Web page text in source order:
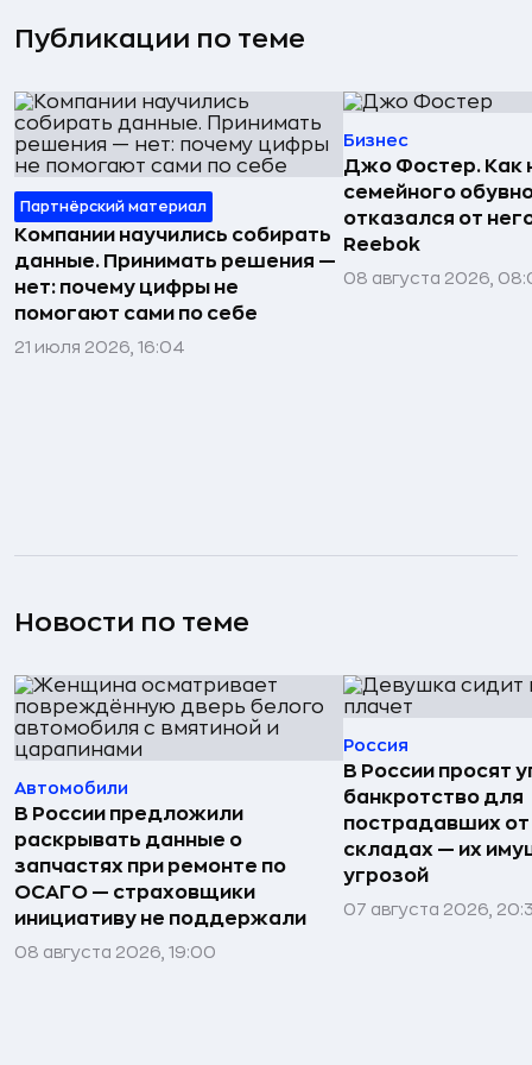
Публикации по теме
Партнёрский материал
Компании научились собирать
данные. Принимать решения —
нет: почему цифры не
помогают сами по себе
21 июля 2026, 16:04
Бизнес
Джо Фостер. Как
семейного
отказался от
Reebok
08 августа 2026,
Новости по теме
Автомобили
В России предложили
раскрывать данные о
запчастях при ремонте по
ОСАГО — страховщики
инициативу не поддержали
08 августа 2026, 19:00
Россия
В России просят
банкротство для
пострадавших
складах — их
угрозой
07 августа 2026,